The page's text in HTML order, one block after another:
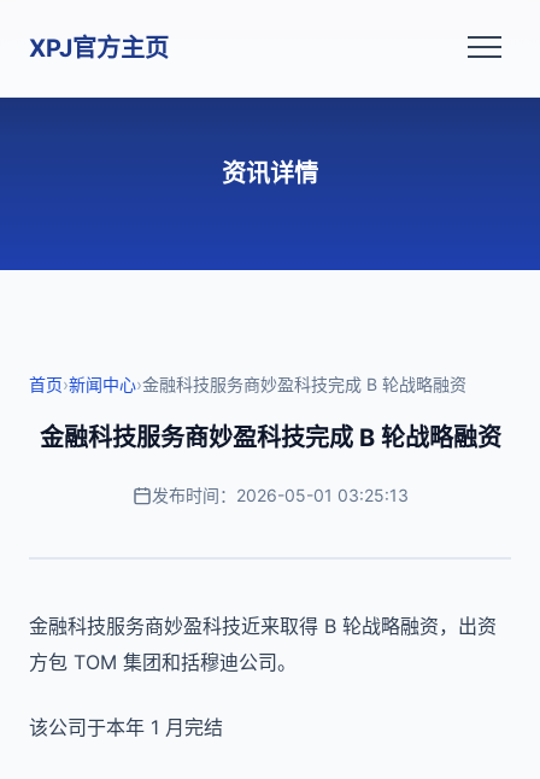
XPJ官方主页
资讯详情
首页›新闻中心›金融科技服务商妙盈科技完成 B 轮战略融资
金融科技服务商妙盈科技完成 B 轮战略融资
发布时间：2026-05-01 03:25:13
金融科技服务商妙盈科技近来取得 B 轮战略融资，出资
方包 TOM 集团和括穆迪公司。
该公司于本年 1 月完结